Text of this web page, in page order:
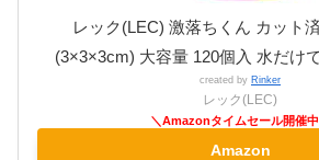
レック(LEC) 激落ちくん カット
(3×3×3cm) 大容量 120個入 水だけ
created by Rinker
レック(LEC)
Amazon